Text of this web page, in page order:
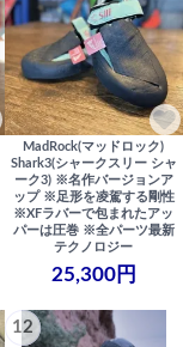
MadRock(マッドロック)
Shark3(シャークスリー シャ
ーク3) ※名作バージョンア
ップ ※足形を凌駕する剛性
※XFラバーで包まれたアッ
パーは圧巻 ※全パーツ最新
テクノロジー
25,300円
12